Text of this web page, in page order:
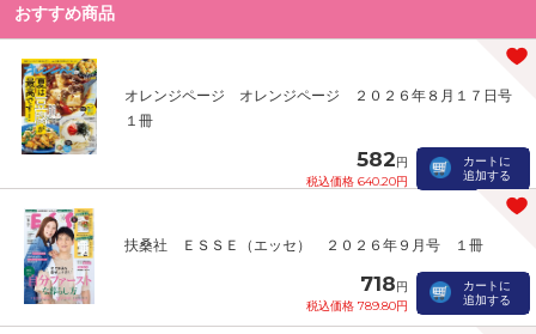
おすすめ商品
オレンジページ オレンジページ ２０２６年８月１７日号
１冊
582円
税込価格 640.20円
カートに
追加する
扶桑社 ＥＳＳＥ（エッセ） ２０２６年９月号 １冊
718円
税込価格 789.80円
カートに
追加する